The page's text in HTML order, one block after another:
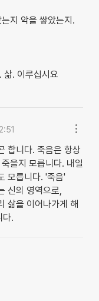
지 악을 쌓았는지.
삶. 이루십시요
합니다. 죽음은 항상
을지 모릅니다. 내일
모릅니다. '죽음'
신의 영역으로,
삶을 이어나가게 해
다.